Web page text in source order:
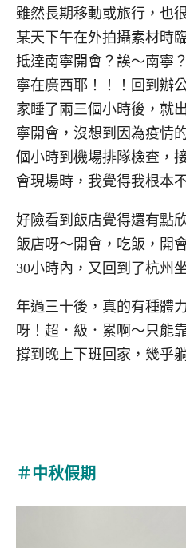
雖然長期移動或旅行，也
某天下午在外拍攝素材時
抵達南寧開會？誒～南寧
寧在廣西耶！！！回到辦
家睡了兩三個小時後，就
寧開會，沒想到因為疫情
個小時到機場排隊檢查，
會現場時，我覺得我根本
好險看到飯店覺得還有點
飯店呀～開會，吃飯，開
30小時內，又回到了杭州
年過三十後，真的有種體
呀！超．級．累啊～只能
撐到晚上下班回家，幾乎
＃中秋假期